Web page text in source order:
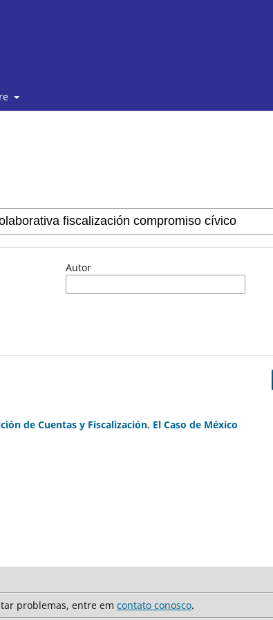
Autor
de Cuentas y Fiscalización. El Caso de México
problemas, entre em contato conosco.